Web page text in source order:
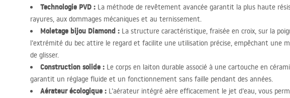
Technologie PVD : La méthode de revêtement avancée garantit la plus haute
rayures, aux dommages mécaniques et au ternissement.
Moletage bijou Diamond : La structure caractéristique, fraisée en croix, sur la
l’extrémité du bec attire le regard et facilite une utilisation précise, empêchant une
de glisser.
Construction solide : Le corps en laiton durable associé à une cartouche en
garantit un réglage fluide et un fonctionnement sans faille pendant des années.
Aérateur écologique : L’aérateur intégré aère efficacement le jet d’eau, vous